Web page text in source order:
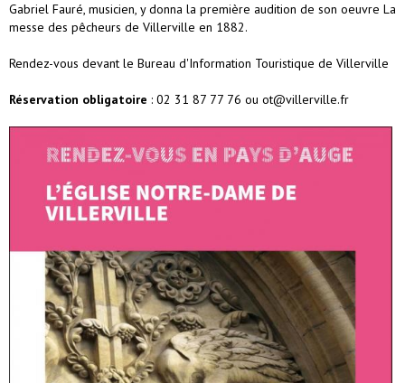
Gabriel Fauré, musicien, y donna la première audition de son oeuvre La
messe des pêcheurs de Villerville en 1882.
Rendez-vous devant le Bureau d'Information Touristique de Villerville
Réservation obligatoire : 02 31 87 77 76 ou ot@villerville.fr